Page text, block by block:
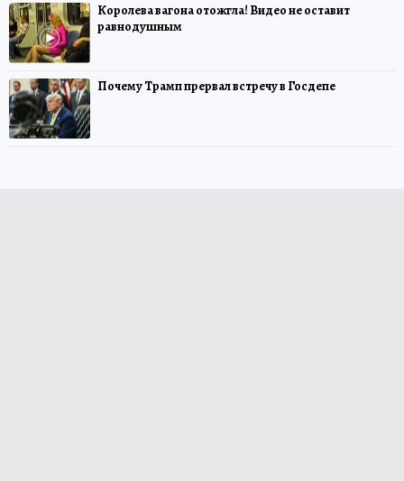
Королева вагона отожгла! Видео не оставит
равнодушным
Почему Трамп прервал встречу в Госдепе